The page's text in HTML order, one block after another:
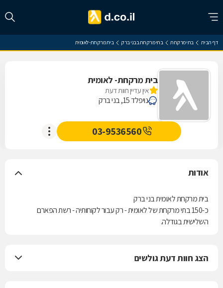
דף הבית בתי מרקחת בתי מרקחת בבני ברק בית מרקחת- לאומית
בית מרקחת- לאומית
אין עדיין חוות דעת
נויפלד 15, בני ברק
03-9536560
אודות
בית מרקחת לאומית בני ברק
כ-150 בתי מרקחת של לאומית - רק עבור לקוחותיה - רשת הפארם
השלישית בגודלה.
הצג חוות דעת גולשים